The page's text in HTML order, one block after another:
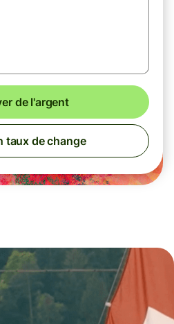
de l'argent
taux de change